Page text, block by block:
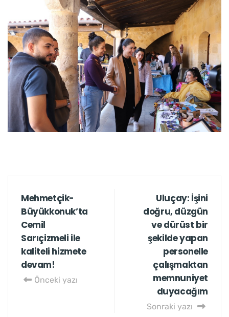
Mehmetçik-
Büyükkonuk’ta
Cemil
Sarıçizmeli ile
kaliteli hizmete
devam!
Önceki yazı
Uluçay: İşini
doğru, düzgün
ve dürüst bir
şekilde yapan
personelle
çalışmaktan
memnuniyet
duyacağım
Sonraki yazı